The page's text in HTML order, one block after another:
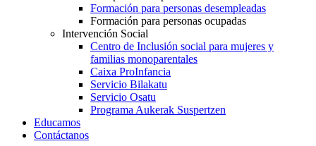
Formación para personas desempleadas
Formación para personas ocupadas
Intervención Social
Centro de Inclusión social para mujeres y
familias monoparentales
Caixa ProInfancia
Servicio Bilakatu
Servicio Osatu
Programa Aukerak Suspertzen
Educamos
Contáctanos